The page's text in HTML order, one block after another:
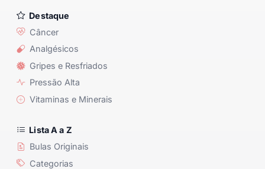
Destaque
Câncer
Analgésicos
Gripes e Resfriados
Pressão Alta
Vitaminas e Minerais
Lista A a Z
Bulas Originais
Categorias